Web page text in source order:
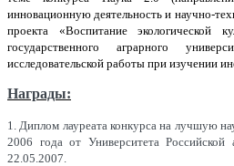
инновационную деятельность и научно-
проекта «Воспитание экологической
государственного аграрного
исследовательской работы при изучении
Награды:
1. Диплом лауреата конкурса на лучшую
2006 года от Университета Российской
22.05.2007.